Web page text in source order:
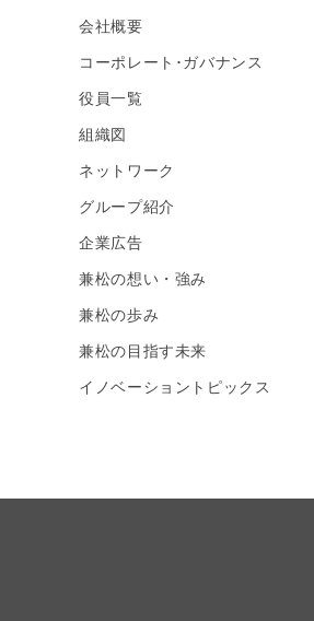
会社概要
コーポレート･ガバナンス
役員一覧
組織図
ネットワーク
グループ紹介
企業広告
兼松の想い・強み
兼松の歩み
兼松の目指す未来
イノベーショントピックス